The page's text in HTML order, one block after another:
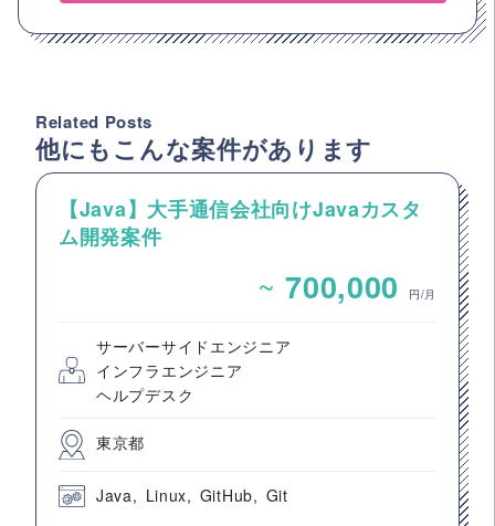
Related Posts
他にもこんな案件があります
【Java】大手通信会社向けJavaカスタ
ム開発案件
~ 700,000 円/月
サーバーサイドエンジニア
インフラエンジニア
ヘルプデスク
東京都
Java Linux GitHub Git